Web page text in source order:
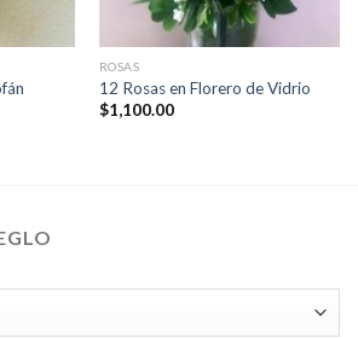
ROSAS
12 Rosas en Florero de Vidrio
$1,100.00